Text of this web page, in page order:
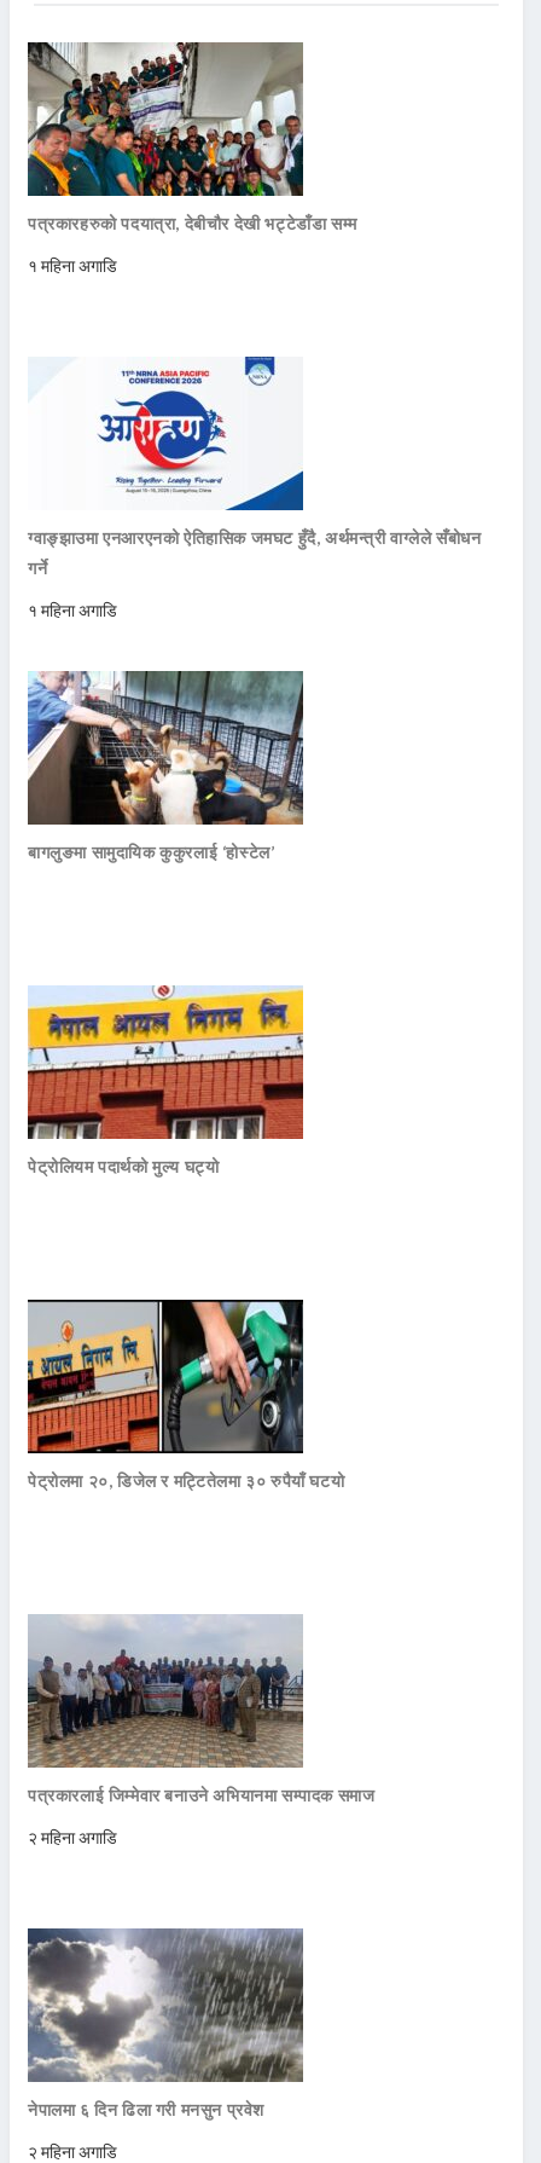
पत्रकारहरुको पदयात्रा, देबीचौर देखी भट्टेडाँडा सम्म
१ महिना अगाडि
ग्वाङ्झाउमा एनआरएनको ऐतिहासिक जमघट हुँदै, अर्थमन्त्री वाग्लेले सँबोधन
गर्ने
१ महिना अगाडि
बागलुङमा सामुदायिक कुकुरलाई ‘होस्टेल’
पेट्रोलियम पदार्थको मुल्य घट्यो
पेट्रोलमा २०, डिजेल र मट्टितेलमा ३० रुपैयाँ घटयो
पत्रकारलाई जिम्मेवार बनाउने अभियानमा सम्पादक समाज
२ महिना अगाडि
नेपालमा ६ दिन ढिला गरी मनसुन प्रवेश
२ महिना अगाडि